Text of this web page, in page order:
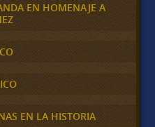
EN HOMENAJE A
EN LA HISTORIA